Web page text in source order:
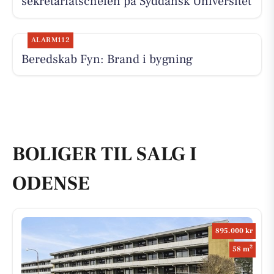
ALARM112
Beredskab Fyn: Brand i bygning
BOLIGER TIL SALG I
ODENSE
895.000 kr
58 m2